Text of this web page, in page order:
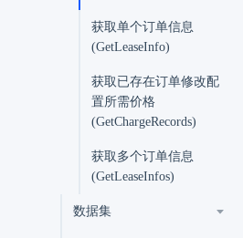
获取单个订单信息
(GetLeaseInfo)
获取已存在订单修改配
置所需价格
(GetChargeRecords)
获取多个订单信息
(GetLeaseInfos)
数据集